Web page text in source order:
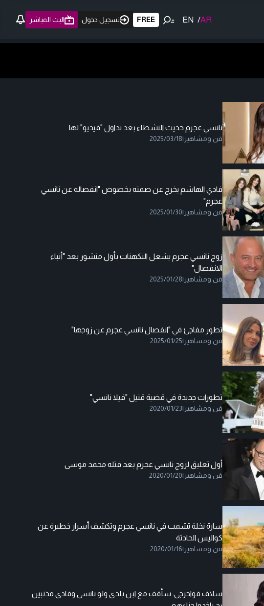
AR
/
EN
FREE تسجيل دخول البث المباشر
نانسي عجرم حديث النشطاء بعد تداول "فيديو" لها
فن ومشاهير |
2025/03/18
فادي الهاشم يخرج عن صمته بخصوص "انفصاله عن نانسي
عجرم"
فن ومشاهير |
2025/01/30
زوج نانسي عجرم يشعل التكهنات بأول منشور بعد "أنباء
الانفصال"
فن ومشاهير |
2025/01/28
تطور مفاجئ في "انفصال نانسي عجرم عن زوجها"
فن ومشاهير |
2025/01/25
تطورات جديدة في قضية قتيل "فيلا نانسي"
فن ومشاهير |
2020/01/23
أول تعليق لزوج نانسي عجرم بعد قتله محمد موسى
فن ومشاهير |
2020/01/20
سارة نخلة تشمت في نانسي عجرم وتكشف أسرار خطيرة عن
كواليس الحادثة
فن ومشاهير |
2020/01/16
سلاف فواخرجى: سأقف مع ابن بلدى ولو نانسى وفادى مذنبين